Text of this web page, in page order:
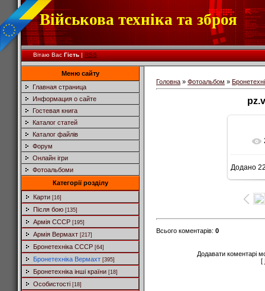
Військова техніка та зброя
Вітаю Вас Гість|RSS
Меню сайту
Главная страница
Информация о сайте
Гостевая книга
Каталог статей
Каталог файлів
Форум
Онлайн ігри
Фотоальбоми
Категорії розділу
Карти [16]
Після бою [135]
Армія СССР [195]
Армія Вермахт [217]
Бронетехніка СССР [64]
Бронетехніка Вермахт [395]
Бронетехніка інші країни [18]
Особистості [18]
Головна » Фотоальбом »
Додано
Всього коментарів: 0
Додавати коментарі
[